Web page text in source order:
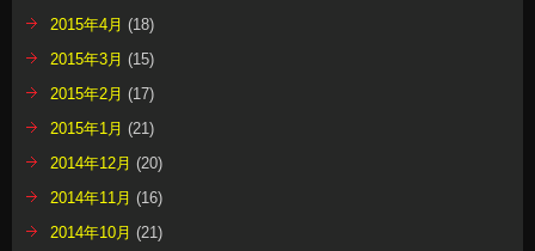
2015年4月 (18)
2015年3月 (15)
2015年2月 (17)
2015年1月 (21)
2014年12月 (20)
2014年11月 (16)
2014年10月 (21)